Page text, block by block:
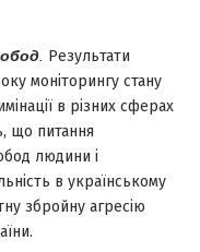
Результати
моніторингу стану
в різних сферах
що питання
людини і
в українському
збройну агресію